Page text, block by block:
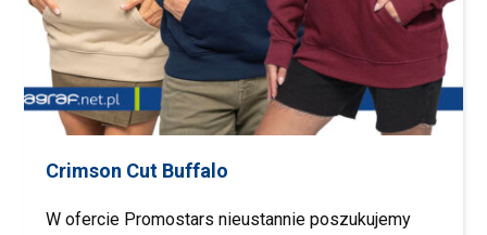
Crimson Cut Buffalo
W ofercie Promostars nieustannie poszukujemy